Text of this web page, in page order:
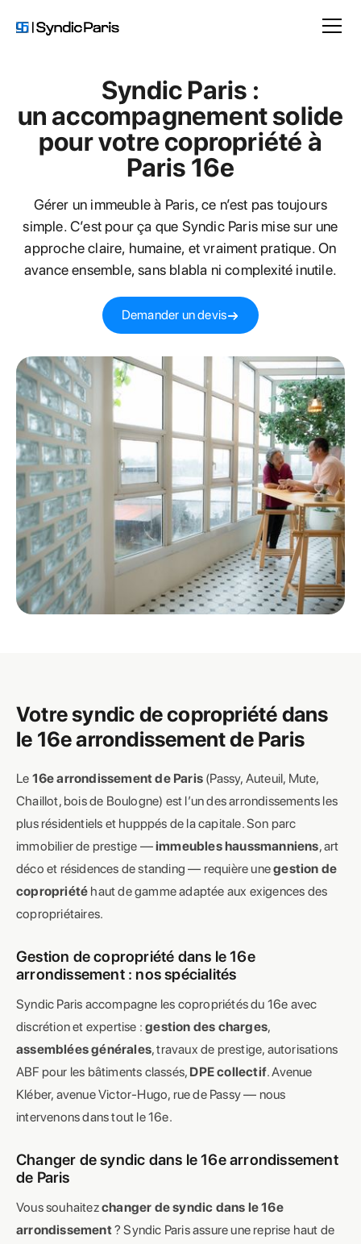
Syndic Paris :
un accompagnement solide
pour votre copropriété à
Paris 16e
Gérer un immeuble à Paris, ce n’est pas toujours
simple. C’est pour ça que Syndic Paris mise sur une
approche claire, humaine, et vraiment pratique. On
avance ensemble, sans blabla ni complexité inutile.
Demander un devis
Votre syndic de copropriété dans
le 16e arrondissement de Paris
Le 16e arrondissement de Paris (Passy, Auteuil, Mute,
Chaillot, bois de Boulogne) est l’un des arrondissements les
plus résidentiels et hupppés de la capitale. Son parc
immobilier de prestige —immeubles haussmanniens, art
déco et résidences de standing — requière unegestion de
copropriété haut de gamme adaptée aux exigences des
copropriétaires.
Gestion de copropriété dans le 16e
arrondissement : nos spécialités
Syndic Paris accompagne les copropriétés du 16e avec
discrétion et expertise :gestion des charges,
assemblées générales, travaux de prestige, autorisations
ABF pour les bâtiments classés, DPE collectif. Avenue
Kléber, avenue Victor-Hugo, rue de Passy — nous
intervenons dans tout le 16e.
Changer de syndic dans le 16e arrondissement
de Paris
Vous souhaitezchanger de syndic dans le 16e
arrondissement? Syndic Paris assure une reprise haut de